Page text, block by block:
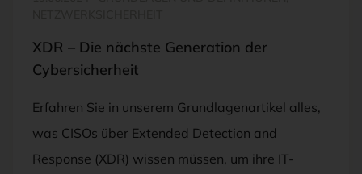
XDR – Die nächste Generation der
Cybersicherheit
Erfahren Sie in unserem Grundlagenartikel alles,
was CISOs über Extended Detection and
Response (XDR) wissen müssen, um ihre IT-